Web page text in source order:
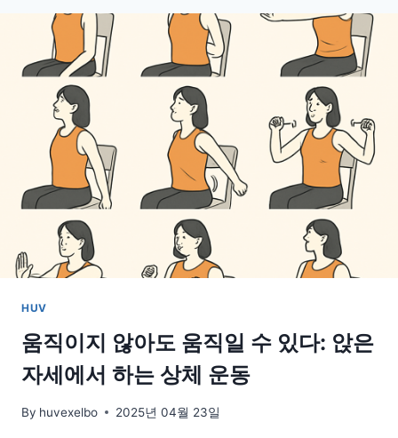
없
는
발
피
꿀
팁
대
공
HUV
움직이지 않아도 움직일 수 있다: 앉은
자세에서 하는 상체 운동
By huvexelbo 2025년 04월 23일